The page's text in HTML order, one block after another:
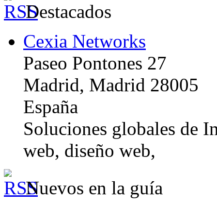
Destacados
Cexia Networks
Paseo Pontones 27
Madrid, Madrid 28005
España
Soluciones globales de
web, diseño web,
Nuevos en la guía